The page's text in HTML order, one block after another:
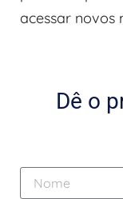
acessar novos
Dê o